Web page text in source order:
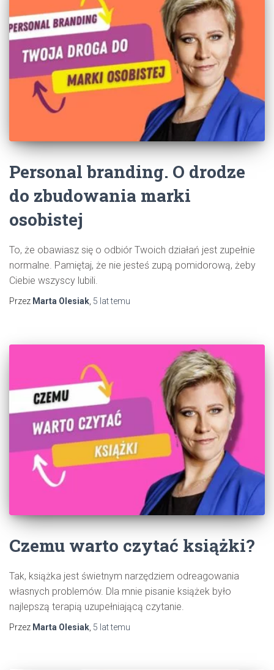
Personal branding. O drodze
do zbudowania marki
osobistej
To, że obawiasz się o odbiór Twoich działań jest zupełnie
normalne. Pamiętaj, że nie jesteś zupą pomidorową, żeby
Ciebie wszyscy lubili.
Przez Marta Olesiak, 5 lattemu
Czemu warto czytać książki?
Tak, książka jest świetnym narzędziem odreagowania
własnych problemów. Dla mnie pisanie książek było
najlepszą terapią uzupełniającą czytanie.
Przez Marta Olesiak 5 lattemu